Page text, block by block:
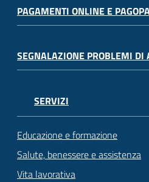
PAGAMENTI ONLINE E
SEGNALAZIONE PROBLEMI DI
SERVIZI
Educazione e formazione
Salute, benessere e assistenza
Vita lavorativa